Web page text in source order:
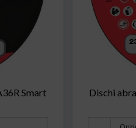
Smart Dischi